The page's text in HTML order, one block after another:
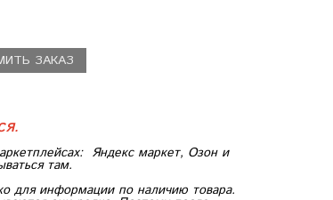
ЗАКАЗ
Яндекс маркет, Озон и
там.
для информации по наличию товара.